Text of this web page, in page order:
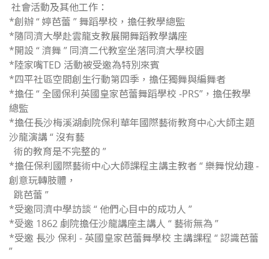
社會活動及其他工作：
*創辦 “ 婷芭蕾 ” 舞蹈學校，擔任教學總監
*隨同濟大學赴雲龍支教展開舞蹈教學講座
*開設 “ 濟舞 ” 同濟二代教室坐落同濟大學校園
*陸家嘴TED 活動被受邀為特別來賓
*四平社區空間創生行動第四季，擔任獨舞與編舞者
*擔任 “ 全國保利英國皇家芭蕾舞蹈學校 -PRS”，擔任教學
總監
*擔任長沙梅溪湖劇院保利華年國際藝術教育中心大師主題
沙龍演講 “ 沒有藝
術的教育是不完整的 ”
*擔任保利國際藝術中心大師課程主講主教者 “ 樂舞悅幼趣 -
創意玩轉肢體，
跳芭蕾 ”
*受邀同濟中學訪談 “ 他們心目中的成功人 ”
*受邀 1862 劇院擔任沙龍講座主講人 “ 藝術無為 ”
*受邀 長沙 保利 - 英國皇家芭蕾舞學校 主講課程 “ 認識芭蕾
”